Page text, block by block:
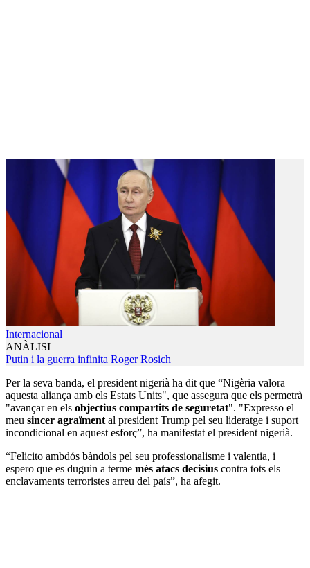
Internacional
ANÀLISI
Putin i la guerra infinita Roger Rosich
Per la seva banda, el president nigerià ha dit que “Nigèria valora
aquesta aliança amb els Estats Units", que assegura que els permetrà
"avançar en els objectius compartits de seguretat". "Expresso el
meu sincer agraïment al president Trump pel seu lideratge i suport
incondicional en aquest esforç”, ha manifestat el president nigerià.
“Felicito ambdós bàndols pel seu professionalisme i valentia, i
espero que es duguin a terme més atacs decisius contra tots els
enclavaments terroristes arreu del país”, ha afegit.